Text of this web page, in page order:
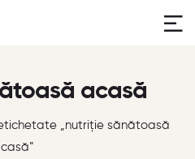
acasă
„nutriție sănătoasă